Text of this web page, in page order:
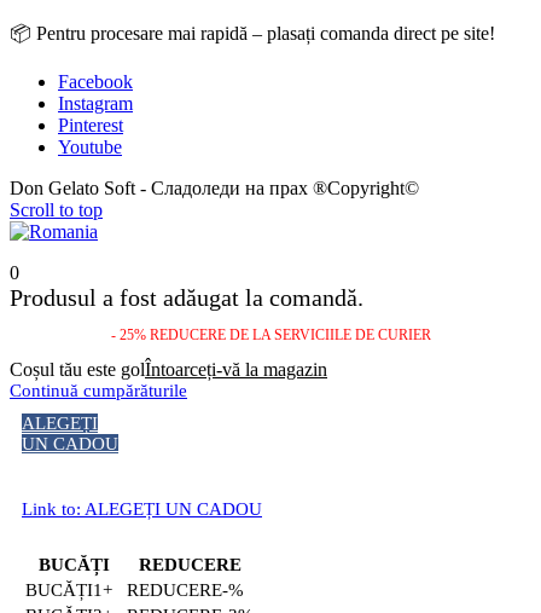
📦 Pentru procesare mai rapidă – plasați comanda direct pe site!
Facebook
Instagram
Pinterest
Youtube
Don Gelato Soft - Сладоледи на прах ®Copyright©
Scroll to top
0
Produsul a fost adăugat la comandă.
- 25% REDUCERE DE LA SERVICIILE DE CURIER
Coșul tău este golÎntoarceți-vă la magazin
Continuă cumpărăturile
ALEGEȚI
UN CADOU
Link to: ALEGEȚI UN CADOU
BUCĂȚI
REDUCERE
1+
-%